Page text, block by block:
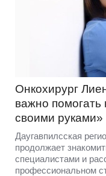
Онкохирург
важно помогать
своими руками»
Даугавпилсская
продолжает
специалистами и
профессиональном